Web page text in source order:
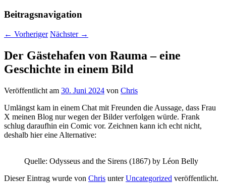
Beitragsnavigation
← Vorheriger Nächster →
Der Gästehafen von Rauma – eine
Geschichte in einem Bild
Veröffentlicht am 30. Juni 2024 von Chris
Umlängst kam in einem Chat mit Freunden die Aussage, dass Frau
X meinen Blog nur wegen der Bilder verfolgen würde. Frank
schlug daraufhin ein Comic vor. Zeichnen kann ich echt nicht,
deshalb hier eine Alternative:
Quelle: Odysseus and the Sirens (1867) by Léon Belly
Dieser Eintrag wurde von Chris unterUncategorized veröffentlicht.